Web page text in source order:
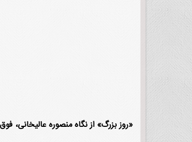
«روز بزرگ» از نگاه منصوره